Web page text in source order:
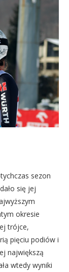
sezon
się jej
okresie
trójce,
pięciu podiów i
największą
wtedy wyniki